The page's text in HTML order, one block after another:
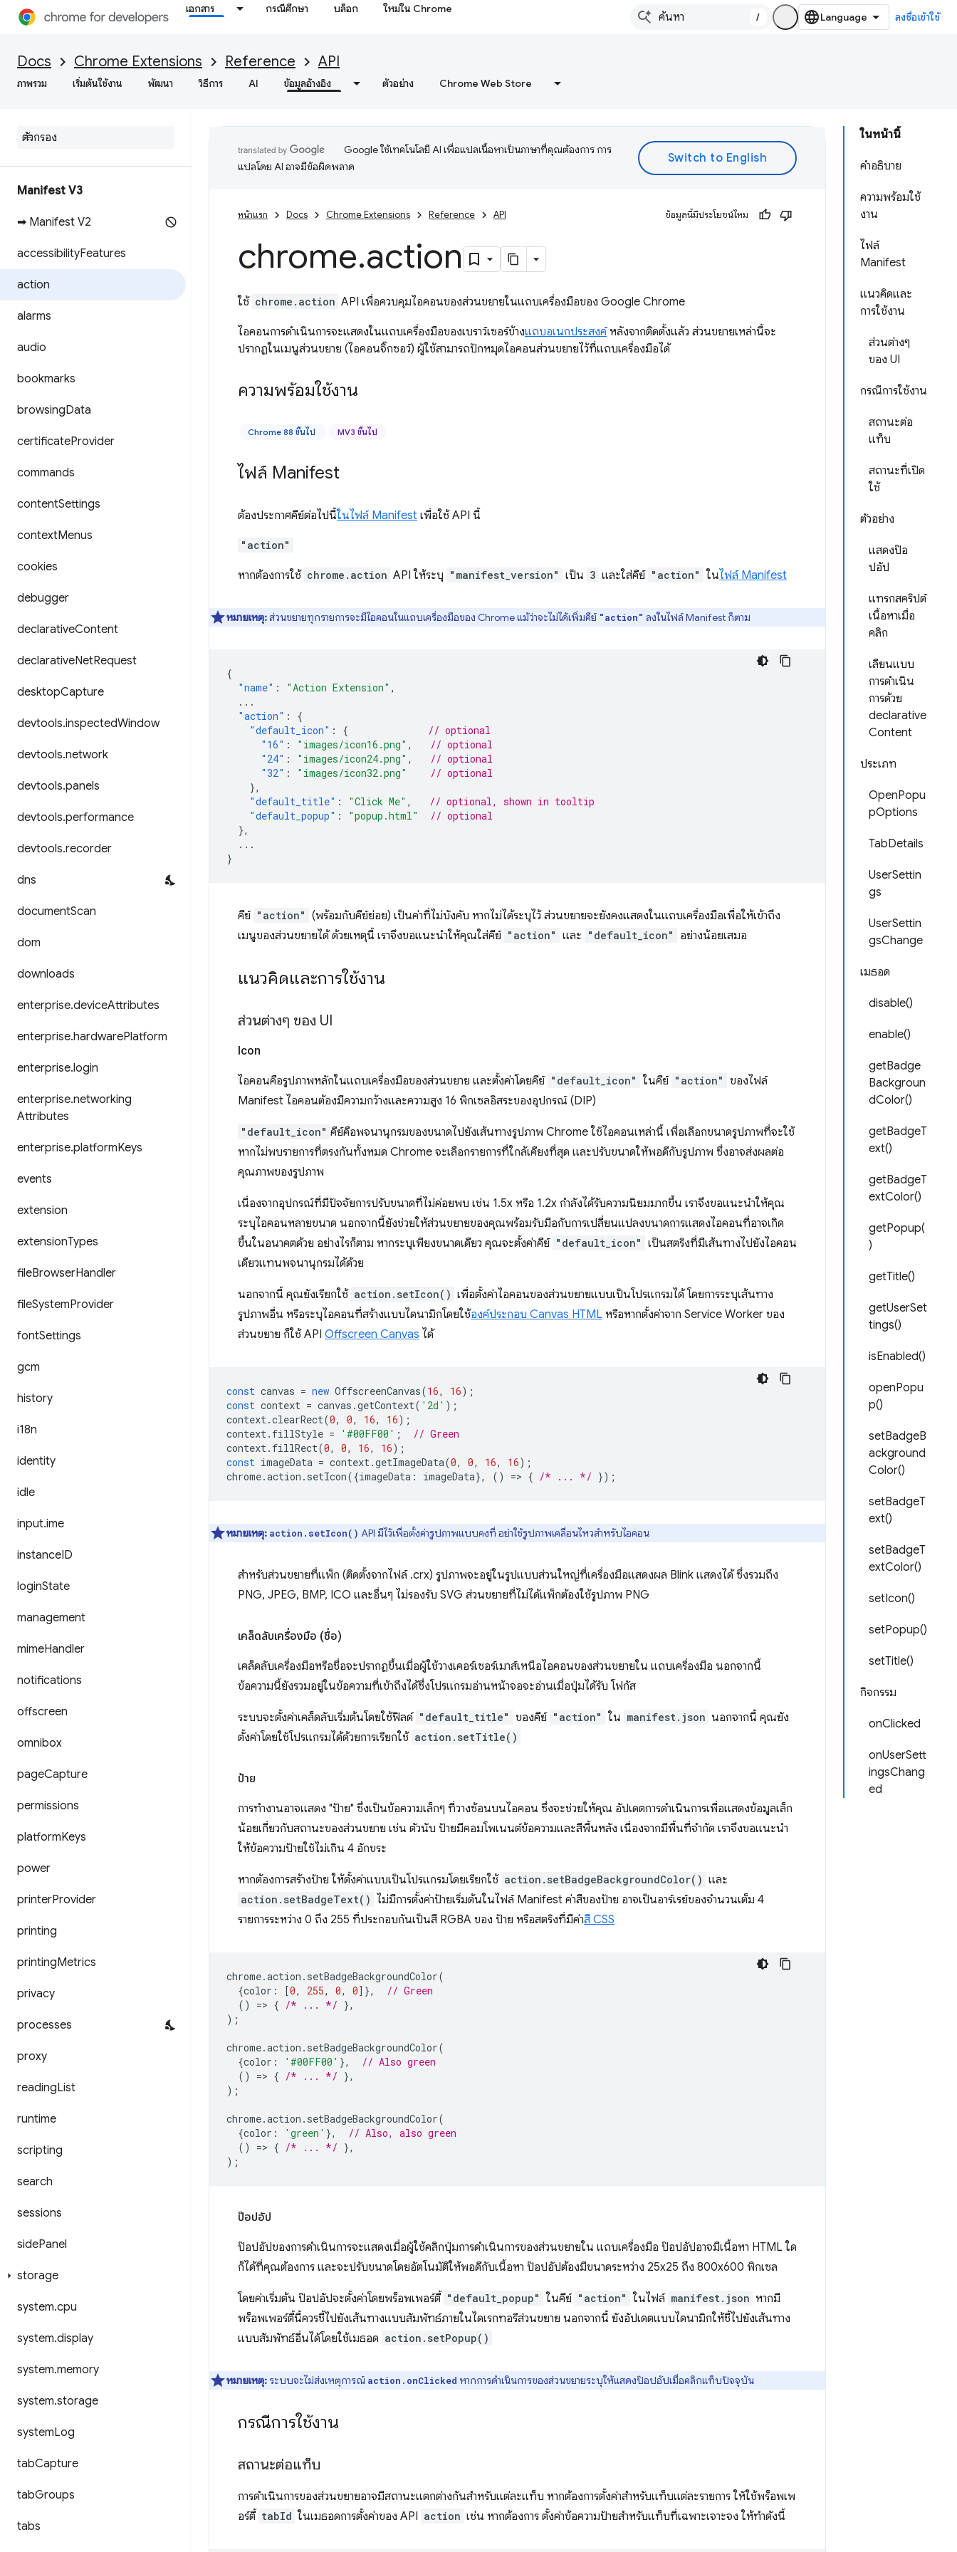
เอกสาร กรณีศึกษา บล็อก ใหม่ใน Chrome
/ ลงชื่อเข้าใช้
Docs Chrome Extensions Reference API
ภาพรวม เริ่มต้นใช้งาน พัฒนา วิธีการ AI ข้อมูลอ้างอิง ตัวอย่าง Chrome Web Store
Manifest V3
➡ Manifest V2
accessibilityFeatures
action
alarms
audio
bookmarks
browsingData
certificateProvider
commands
contentSettings
contextMenus
cookies
debugger
declarativeContent
declarativeNetRequest
desktopCapture
devtools.inspectedWindow
devtools.network
devtools.panels
devtools.performance
devtools.recorder
dns
documentScan
dom
downloads
enterprise.deviceAttributes
enterprise.hardwarePlatform
enterprise.login
enterprise.networking
Attributes
enterprise.platformKeys
events
extension
extensionTypes
fileBrowserHandler
fileSystemProvider
fontSettings
gcm
history
i18n
identity
idle
input.ime
instanceID
loginState
management
mimeHandler
notifications
offscreen
omnibox
pageCapture
permissions
platformKeys
power
printerProvider
printing
printingMetrics
privacy
processes
proxy
readingList
runtime
scripting
search
sessions
sidePanel
storage
system.cpu
system.display
system.memory
system.storage
systemLog
tabCapture
tabGroups
tabs
ในหน้านี้
คำอธิบาย
ความพร้อมใช้
งาน
ไฟล์
Manifest
แนวคิดและ
การใช้งาน
ส่วนต่างๆ
ของ UI
กรณีการใช้งาน
สถานะต่อ
แท็บ
สถานะที่เปิด
ใช้
ตัวอย่าง
แสดงป๊อ
ปอัป
แทรกสคริปต์
เนื้อหาเมื่อ
คลิก
เลียนแบบ
การดำเนิน
การด้วย
declarative
Content
ประเภท
OpenPopu
pOptions
TabDetails
UserSettin
gs
UserSettin
gsChange
เมธอด
disable()
enable()
getBadge
Backgroun
dColor()
getBadgeT
ext()
getBadgeT
extColor()
getPopup(
)
getTitle()
getUserSet
tings()
isEnabled()
openPopu
p()
setBadgeB
ackground
Color()
setBadgeT
ext()
setBadgeT
extColor()
setIcon()
setPopup()
setTitle()
กิจกรรม
onClicked
onUserSett
ingsChang
ed
Google ใช้เทคโนโลยี AI เพื่อแปลเนื้อหาเป็นภาษาที่คุณต้องการ การ
แปลโดย AI อาจมีข้อผิดพลาด
หน้าแรก Docs Chrome Extensions Reference API ข้อมูลนี้มีประโยชน์ไหม
chrome.action
ใช้ chrome.action API เพื่อควบคุมไอคอนของส่วนขยายในแถบเครื่องมือของ Google Chrome
ไอคอนการดำเนินการจะแสดงในแถบเครื่องมือของเบราว์เซอร์ข้างแถบอเนกประสงค์หลังจากติดตั้งแล้ว ส่วนขยายเหล่านี้จะ
ปรากฏในเมนูส่วนขยาย (ไอคอนจิ๊กซอว์) ผู้ใช้สามารถปักหมุดไอคอนส่วนขยายไว้ที่แถบเครื่องมือได้
ความพร้อมใช้งาน
Chrome 88 ขึ้นไป MV3 ขึ้นไป
ไฟล์ Manifest
ต้องประกาศคีย์ต่อไปนี้ในไฟล์ Manifest เพื่อใช้ API นี้
"action"
หากต้องการใช้ chrome.action API ให้ระบุ "manifest_version" เป็น 3 และใส่คีย์ "action" ในไฟล์ Manifest
หมายเหตุ:ส่วนขยายทุกรายการจะมีไอคอนในแถบเครื่องมือของ Chrome แม้ว่าจะไม่ได้เพิ่มคีย์ "action" ลงในไฟล์ Manifest ก็ตาม
{
"name" : "Action Extension" ,
...
"action" :
{
"default_icon" : {
// optional
"16" : "images/icon16.png" ,
// optional
"24" : "images/icon24.png" ,
// optional
"32" : "images/icon32.png"
// optional
},
"default_title" : "Click Me" ,
// optional, shown in tooltip
"default_popup" : "popup.html"
// optional
},
...
}
คีย์ "action" (พร้อมกับคีย์ย่อย) เป็นค่าที่ไม่บังคับ หากไม่ได้ระบุไว้ ส่วนขยายจะยังคงแสดงในแถบเครื่องมือเพื่อให้เข้าถึง
เมนูของส่วนขยายได้ ด้วยเหตุนี้ เราจึงขอแนะนำให้คุณใส่คีย์ "action" และ "default_icon" อย่างน้อยเสมอ
แนวคิดและการใช้งาน
ส่วนต่างๆ ของ UI
Icon
ไอคอนคือรูปภาพหลักในแถบเครื่องมือของส่วนขยาย และตั้งค่าโดยคีย์ "default_icon" ในคีย์ "action" ของไฟล์
Manifest ไอคอนต้องมีความกว้างและความสูง 16 พิกเซลอิสระของอุปกรณ์ (DIP)
"default_icon" คีย์คือพจนานุกรมของขนาดไปยังเส้นทางรูปภาพ Chrome ใช้ไอคอนเหล่านี้ เพื่อเลือกขนาดรูปภาพที่จะใช้
หากไม่พบรายการที่ตรงกันทั้งหมด Chrome จะเลือกรายการที่ใกล้เคียงที่สุด และปรับขนาดให้พอดีกับรูปภาพ ซึ่งอาจส่งผลต่อ
คุณภาพของรูปภาพ
เนื่องจากอุปกรณ์ที่มีปัจจัยการปรับขนาดที่ไม่ค่อยพบ เช่น 1.5x หรือ 1.2x กำลังได้รับความนิยมมากขึ้น เราจึงขอแนะนำให้คุณ
ระบุไอคอนหลายขนาด นอกจากนี้ยังช่วยให้ส่วนขยายของคุณพร้อมรับมือกับการเปลี่ยนแปลงขนาดการแสดงไอคอนที่อาจเกิด
ขึ้นในอนาคตด้วย อย่างไรก็ตาม หากระบุเพียงขนาดเดียว คุณจะตั้งค่าคีย์ "default_icon" เป็นสตริงที่มีเส้นทางไปยังไอคอน
เดียวแทนพจนานุกรมได้ด้วย
นอกจากนี้ คุณยังเรียกใช้ action.setIcon() เพื่อตั้งค่าไอคอนของส่วนขยายแบบเป็นโปรแกรมได้ โดยการระบุเส้นทาง
รูปภาพอื่น หรือระบุไอคอนที่สร้างแบบไดนามิกโดยใช้องค์ประกอบ Canvas HTML หรือหากตั้งค่าจาก Service Worker ของ
ส่วนขยาย ก็ใช้ API Offscreen Canvas ได้
const canvas = new OffscreenCanvas(16, 16);
const context = canvas .getContext( '2d' );
context.clearRect(0, 0, 16, 16);
context. fillStyle = '#00FF00' ;
// Green
context. fillRect(0, 0, 16, 16);
const imageData = context.getImageData(0, 0, 16, 16);
chrome.action . setIcon({imageData : imageData}, () => { /* ... */ });
หมายเหตุ: action.setIcon() API มีไว้เพื่อตั้งค่ารูปภาพแบบคงที่ อย่าใช้รูปภาพเคลื่อนไหวสำหรับไอคอน
สำหรับส่วนขยายที่แพ็ก (ติดตั้งจากไฟล์ .crx) รูปภาพจะอยู่ในรูปแบบส่วนใหญ่ที่เครื่องมือแสดงผล Blink แสดงได้ ซึ่งรวมถึง
PNG, JPEG, BMP, ICO และอื่นๆ ไม่รองรับ SVG ส่วนขยายที่ไม่ได้แพ็กต้องใช้รูปภาพ PNG
เคล็ดลับเครื่องมือ (ชื่อ)
เคล็ดลับเครื่องมือหรือชื่อจะปรากฏขึ้นเมื่อผู้ใช้วางเคอร์เซอร์เมาส์เหนือไอคอนของส่วนขยายใน แถบเครื่องมือ นอกจากนี้
ข้อความนี้ยังรวมอยู่ในข้อความที่เข้าถึงได้ซึ่งโปรแกรมอ่านหน้าจอจะอ่านเมื่อปุ่มได้รับ โฟกัส
ระบบจะตั้งค่าเคล็ดลับเริ่มต้นโดยใช้ฟิลด์ "default_title" ของคีย์ "action" ใน manifest.json นอกจากนี้ คุณยัง
ตั้งค่าโดยใช้โปรแกรมได้ด้วยการเรียกใช้ action.setTitle()
ป้าย
การทำงานอาจแสดง "ป้าย" ซึ่งเป็นข้อความเล็กๆ ที่วางซ้อนบนไอคอน ซึ่งจะช่วยให้คุณ อัปเดตการดำเนินการเพื่อแสดงข้อมูลเล็ก
น้อยเกี่ยวกับสถานะของส่วนขยาย เช่น ตัวนับ ป้ายมีคอมโพเนนต์ข้อความและสีพื้นหลัง เนื่องจากมีพื้นที่จำกัด เราจึงขอแนะนำ
ให้ข้อความป้ายใช้ไม่เกิน 4 อักขระ
หากต้องการสร้างป้าย ให้ตั้งค่าแบบเป็นโปรแกรมโดยเรียกใช้ action.setBadgeBackgroundColor() และ
action.setBadgeText() ไม่มีการตั้งค่าป้ายเริ่มต้นในไฟล์ Manifest ค่าสีของป้าย อาจเป็นอาร์เรย์ของจำนวนเต็ม 4
รายการระหว่าง 0 ถึง 255 ที่ประกอบกันเป็นสี RGBA ของ ป้าย หรือสตริงที่มีค่าสี CSS
chrome.action . setBadgeBackgroundColor(
{color : [0, 255, 0, 0]},
// Green
()
=> { /* ... */ },
);
chrome.action . setBadgeBackgroundColor(
{color : '#00FF00' },
// Also green
()
=> { /* ... */ },
);
chrome.action . setBadgeBackgroundColor(
{color : 'green' },
// Also, also green
()
=> { /* ... */ },
);
ป๊อปอัป
ป๊อปอัปของการดำเนินการจะแสดงเมื่อผู้ใช้คลิกปุ่มการดำเนินการของส่วนขยายใน แถบเครื่องมือ ป๊อปอัปอาจมีเนื้อหา HTML ใด
ก็ได้ที่คุณต้องการ และจะปรับขนาดโดยอัตโนมัติให้พอดีกับเนื้อหา ป๊อปอัปต้องมีขนาดระหว่าง 25x25 ถึง 800x600 พิกเซล
โดยค่าเริ่มต้น ป๊อปอัปจะตั้งค่าโดยพร็อพเพอร์ตี้ "default_popup" ในคีย์ "action" ในไฟล์ manifest.json หากมี
พร็อพเพอร์ตี้นี้ควรชี้ไปยังเส้นทางแบบสัมพัทธ์ภายในไดเรกทอรีส่วนขยาย นอกจากนี้ ยังอัปเดตแบบไดนามิกให้ชี้ไปยังเส้นทาง
แบบสัมพัทธ์อื่นได้โดยใช้เมธอด action.setPopup()
หมายเหตุ:ระบบจะไม่ส่งเหตุการณ์ action.onClicked หากการดำเนินการของส่วนขยายระบุให้แสดงป๊อปอัปเมื่อคลิกแท็บปัจจุบัน
กรณีการใช้งาน
สถานะต่อแท็บ
การดำเนินการของส่วนขยายอาจมีสถานะแตกต่างกันสำหรับแต่ละแท็บ หากต้องการตั้งค่าสำหรับแท็บแต่ละรายการ ให้ใช้พร็อพเพ
อร์ตี้ tabId ในเมธอดการตั้งค่าของ API action เช่น หากต้องการ ตั้งค่าข้อความป้ายสำหรับแท็บที่เฉพาะเจาะจง ให้ทำดังนี้